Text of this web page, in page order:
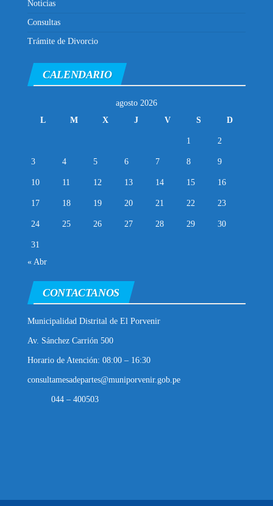
Noticias
Consultas
Trámite de Divorcio
CALENDARIO
agosto 2026
L
M X J V S D
1 2
3 4 5 6 7 8 9
10 11 12 13 14 15 16
17 18 19 20 21 22 23
24 25 26 27 28 29 30
31
« Abr
CONTACTANOS
Municipalidad Distrital de El Porvenir
Av. Sánchez Carrión 500
Horario de Atención: 08:00 – 16:30
consultamesadepartes@muniporvenir.gob.pe
044 – 400503